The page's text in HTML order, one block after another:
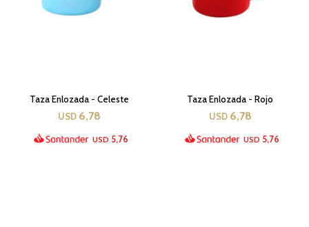
Taza Enlozada - Celeste
USD 6,78
USD 5,76
Taza Enlozada - Rojo
USD 6,78
USD 5,76